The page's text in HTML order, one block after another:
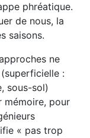
phréatique.
de nous, la
saisons.
ne
:
sous-sol)
mémoire, pour
« pas trop